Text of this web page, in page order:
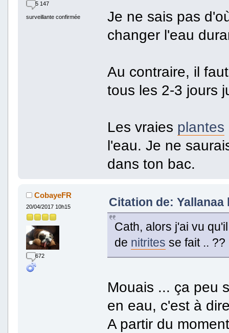
5 147
surveillante confirmée
Je ne sais pas
changer l'eau
Au contraire, il
tous les 2-3 jours
Les vraies plantes
l'eau. Je ne
dans ton bac.
CobayeFR
20/04/2017 10h15
672
Citation de: Yallanaa
Cath, alors j'ai vu
de nitrites se fait ..
Mouais ... ça peu
en eau, c'est à
A partir du